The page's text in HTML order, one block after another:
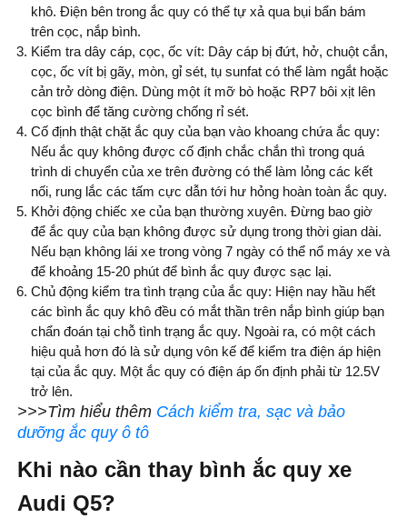
khô. Điện bên trong ắc quy có thể tự xả qua bụi bẩn bám
trên cọc, nắp bình.
Kiểm tra dây cáp, cọc, ốc vít: Dây cáp bị đứt, hở, chuột cắn,
cọc, ốc vít bị gãy, mòn, gỉ sét, tụ sunfat có thể làm ngắt hoặc
cản trở dòng điện. Dùng một ít mỡ bò hoặc RP7 bôi xịt lên
cọc bình để tăng cường chống rỉ sét.
Cố định thật chặt ắc quy của bạn vào khoang chứa ắc quy:
Nếu ắc quy không được cố định chắc chắn thì trong quá
trình di chuyển của xe trên đường có thể làm lỏng các kết
nối, rung lắc các tấm cực dẫn tới hư hỏng hoàn toàn ắc quy.
Khởi động chiếc xe của bạn thường xuyên. Đừng bao giờ
để ắc quy của bạn không được sử dụng trong thời gian dài.
Nếu bạn không lái xe trong vòng 7 ngày có thể nổ máy xe và
để khoảng 15-20 phút để bình ắc quy được sạc lại.
Chủ động kiểm tra tình trạng của ắc quy: Hiện nay hầu hết
các bình ắc quy khô đều có mắt thần trên nắp bình giúp bạn
chẩn đoán tại chỗ tình trạng ắc quy. Ngoài ra, có một cách
hiệu quả hơn đó là sử dụng vôn kế để kiểm tra điện áp hiện
tại của ắc quy. Một ắc quy có điện áp ổn định phải từ 12.5V
trở lên.
>>>Tìm hiểu thêm Cách kiểm tra, sạc và bảo
dưỡng ắc quy ô tô
Khi nào cần thay bình ắc quy xe
Audi Q5?